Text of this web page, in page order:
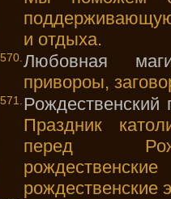
и отдыха.
570. Любовная
привороы,
571. Рождественский
Праздник
перед
рождественские